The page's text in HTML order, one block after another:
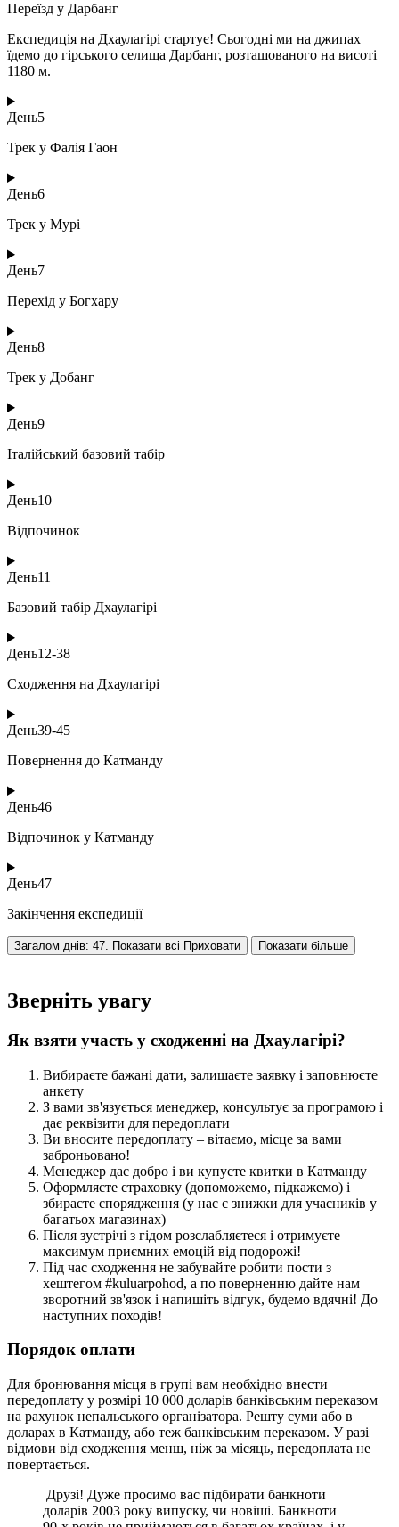
Переїзд у Дарбанг
Експедиція на Дхаулагірі стартує! Сьогодні ми на джипах
їдемо до гірського селища Дарбанг, розташованого на висоті
1180 м.
День5
Трек у Фалія Гаон
День6
Трек у Мурі
День7
Перехід у Богхару
День8
Трек у Добанг
День9
Італійський базовий табір
День10
Відпочинок
День11
Базовий табір Дхаулагірі
День12-38
Сходження на Дхаулагірі
День39-45
Повернення до Катманду
День46
Відпочинок у Катманду
День47
Закінчення експедиції
Загалом днів: 47. Показати всі Приховати Показати більше
Зверніть увагу
Як взяти участь у сходженні на Дхаулагірі?
Вибираєте бажані дати, залишаєте заявку і заповнюєте
анкету
З вами зв'язується менеджер, консультує за програмою і
дає реквізити для передоплати
Ви вносите передоплату – вітаємо, місце за вами
заброньовано!
Менеджер дає добро і ви купуєте квитки в Катманду
Оформляєте страховку (допоможемо, підкажемо) і
збираєте спорядження (у нас є знижки для учасників у
багатьох магазинах)
Після зустрічі з гідом розслабляєтеся і отримуєте
максимум приємних емоцій від подорожі!
Під час сходження не забувайте робити пости з
хештегом #kuluarpohod, а по поверненню дайте нам
зворотний зв'язок і напишіть відгук, будемо вдячні! До
наступних походів!
Порядок оплати
Для бронювання місця в групі вам необхідно внести
передоплату у розмірі 10 000 доларів банківським переказом
на рахунок непальського організатора. Решту суми або в
доларах в Катманду, або теж банківським переказом. У разі
відмови від сходження менш, ніж за місяць, передоплата не
повертається.
Друзі! Дуже просимо вас підбирати банкноти
доларів 2003 року випуску, чи новіші. Банкноти